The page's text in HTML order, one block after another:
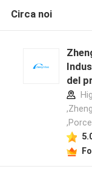
Circa noi
del